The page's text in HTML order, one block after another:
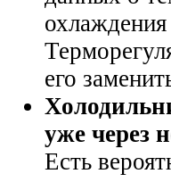
его
уже через
Есть